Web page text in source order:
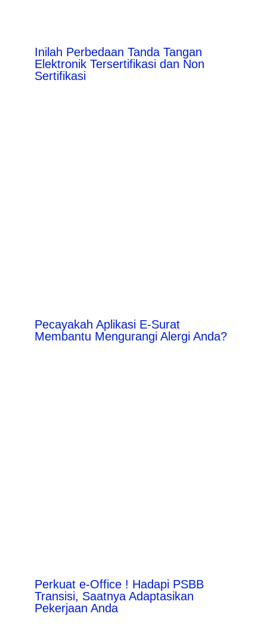
Inilah Perbedaan Tanda Tangan
Elektronik Tersertifikasi dan Non
Sertifikasi
Pecayakah Aplikasi E-Surat
Membantu Mengurangi Alergi Anda?
Perkuat e-Office ! Hadapi PSBB
Transisi, Saatnya Adaptasikan
Pekerjaan Anda